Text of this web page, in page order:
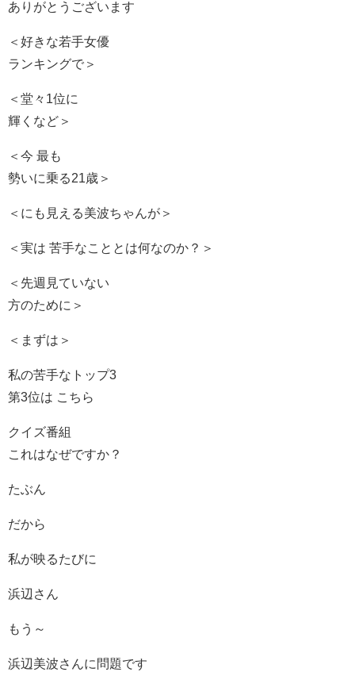
ありがとうございます
＜好きな若手女優
ランキングで＞
＜堂々1位に
輝くなど＞
＜今 最も
勢いに乗る21歳＞
＜にも見える美波ちゃんが＞
＜実は 苦手なこととは何なのか？＞
＜先週見ていない
方のために＞
＜まずは＞
私の苦手なトップ3
第3位は こちら
クイズ番組
これはなぜですか？
たぶん
だから
私が映るたびに
浜辺さん
もう～
浜辺美波さんに問題です